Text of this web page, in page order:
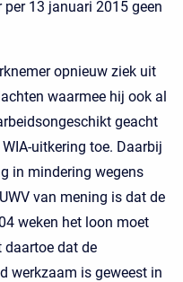
13 januari 2015 geen
opnieuw ziek uit
waarmee hij ook al
geacht
uitkering toe. Daarbij
in mindering wegens
van mening is dat de
weken het loon moet
daartoe dat de
werkzaam is geweest in